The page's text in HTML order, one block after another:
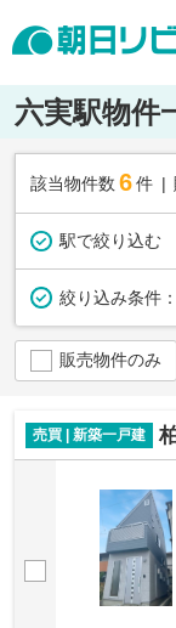
六実駅物件
該当物件数 6件
駅で絞り込む
絞り込み条件：
販売物件のみ
売買 | 新築一戸建